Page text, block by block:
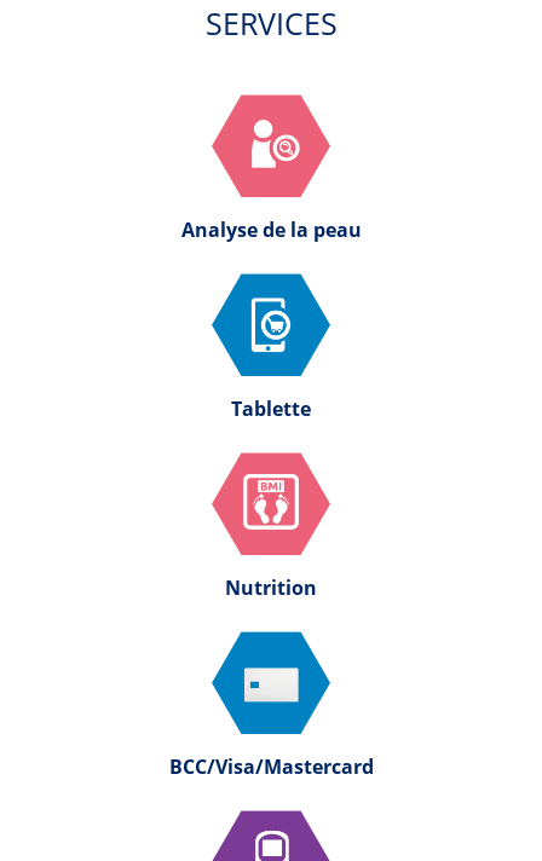
SERVICES
Analyse de la peau
Tablette
Nutrition
BCC/Visa/Mastercard